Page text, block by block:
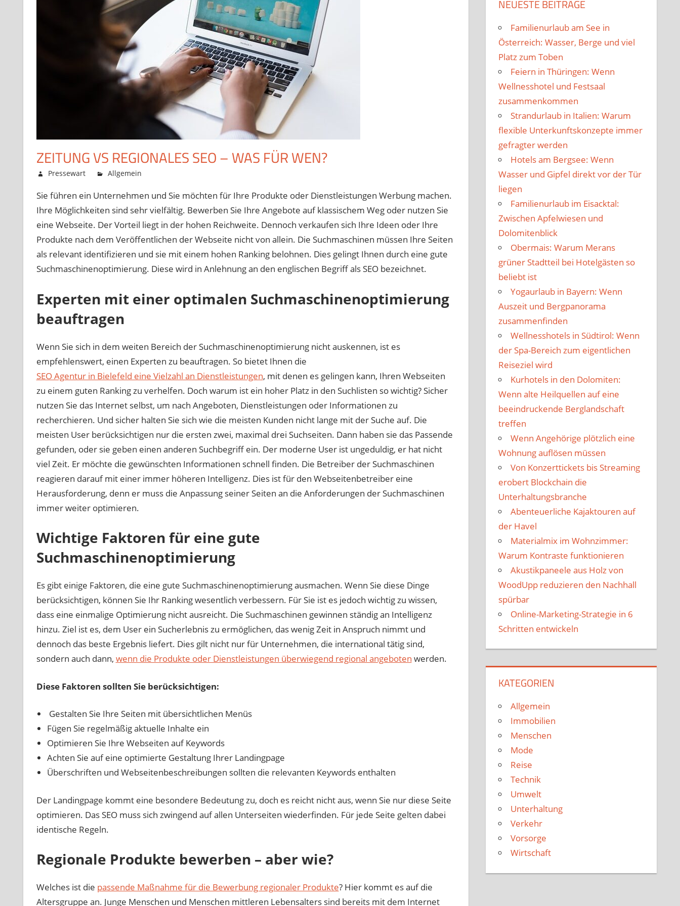
ZEITUNG VS REGIONALES SEO – WAS FÜR WEN?
März 16, 2022
Pressewart Allgemein
vs
regionales
SEO
was
für
wen?
Sie führen ein Unternehmen und Sie möchten für Ihre Produkte oder Dienstleistungen Werbung machen.
Ihre Möglichkeiten sind sehr vielfältig. Bewerben Sie Ihre Angebote auf klassischem Weg oder nutzen Sie
eine Webseite. Der Vorteil liegt in der hohen Reichweite. Dennoch verkaufen sich Ihre Ideen oder Ihre
Produkte nach dem Veröffentlichen der Webseite nicht von allein. Die Suchmaschinen müssen Ihre Seiten
als relevant identifizieren und sie mit einem hohen Ranking belohnen. Dies gelingt Ihnen durch eine gute
Suchmaschinenoptimierung. Diese wird in Anlehnung an den englischen Begriff als SEO bezeichnet.
Experten mit einer optimalen Suchmaschinenoptimierung
beauftragen
Wenn Sie sich in dem weiten Bereich der Suchmaschinenoptimierung nicht auskennen, ist es
empfehlenswert, einen Experten zu beauftragen. So bietet Ihnen die
SEO Agentur in Bielefeld eine Vielzahl an Dienstleistungen, mit denen es gelingen kann, Ihren Webseiten
zu einem guten Ranking zu verhelfen. Doch warum ist ein hoher Platz in den Suchlisten so wichtig? Sicher
nutzen Sie das Internet selbst, um nach Angeboten, Dienstleistungen oder Informationen zu
recherchieren. Und sicher halten Sie sich wie die meisten Kunden nicht lange mit der Suche auf. Die
meisten User berücksichtigen nur die ersten zwei, maximal drei Suchseiten. Dann haben sie das Passende
gefunden, oder sie geben einen anderen Suchbegriff ein. Der moderne User ist ungeduldig, er hat nicht
viel Zeit. Er möchte die gewünschten Informationen schnell finden. Die Betreiber der Suchmaschinen
reagieren darauf mit einer immer höheren Intelligenz. Dies ist für den Webseitenbetreiber eine
Herausforderung, denn er muss die Anpassung seiner Seiten an die Anforderungen der Suchmaschinen
immer weiter optimieren.
Wichtige Faktoren für eine gute
Suchmaschinenoptimierung
Es gibt einige Faktoren, die eine gute Suchmaschinenoptimierung ausmachen. Wenn Sie diese Dinge
berücksichtigen, können Sie Ihr Ranking wesentlich verbessern. Für Sie ist es jedoch wichtig zu wissen,
dass eine einmalige Optimierung nicht ausreicht. Die Suchmaschinen gewinnen ständig an Intelligenz
hinzu. Ziel ist es, dem User ein Sucherlebnis zu ermöglichen, das wenig Zeit in Anspruch nimmt und
dennoch das beste Ergebnis liefert. Dies gilt nicht nur für Unternehmen, die international tätig sind,
sondern auch dann, wenn die Produkte oder Dienstleistungen überwiegend regional angeboten werden.
Diese Faktoren sollten Sie berücksichtigen:
Gestalten Sie Ihre Seiten mit übersichtlichen Menüs
Fügen Sie regelmäßig aktuelle Inhalte ein
Optimieren Sie Ihre Webseiten auf Keywords
Achten Sie auf eine optimierte Gestaltung Ihrer Landingpage
Überschriften und Webseitenbeschreibungen sollten die relevanten Keywords enthalten
Der Landingpage kommt eine besondere Bedeutung zu, doch es reicht nicht aus, wenn Sie nur diese Seite
optimieren. Das SEO muss sich zwingend auf allen Unterseiten wiederfinden. Für jede Seite gelten dabei
identische Regeln.
Regionale Produkte bewerben – aber wie?
Welches ist die passende Maßnahme für die Bewerbung regionaler Produkte? Hier kommt es auf die
Altersgruppe an. Junge Menschen und Menschen mittleren Lebensalters sind bereits mit dem Internet
NEUESTE BEITRÄGE
Familienurlaub am See in
Österreich: Wasser, Berge und viel
Platz zum Toben
Feiern in Thüringen: Wenn
Wellnesshotel und Festsaal
zusammenkommen
Strandurlaub in Italien: Warum
flexible Unterkunftskonzepte immer
gefragter werden
Hotels am Bergsee: Wenn
Wasser und Gipfel direkt vor der Tür
liegen
Familienurlaub im Eisacktal:
Zwischen Apfelwiesen und
Dolomitenblick
Obermais: Warum Merans
grüner Stadtteil bei Hotelgästen so
beliebt ist
Yogaurlaub in Bayern: Wenn
Auszeit und Bergpanorama
zusammenfinden
Wellnesshotels in Südtirol: Wenn
der Spa-Bereich zum eigentlichen
Reiseziel wird
Kurhotels in den Dolomiten:
Wenn alte Heilquellen auf eine
beeindruckende Berglandschaft
treffen
Wenn Angehörige plötzlich eine
Wohnung auflösen müssen
Von Konzerttickets bis Streaming
erobert Blockchain die
Unterhaltungsbranche
Abenteuerliche Kajaktouren auf
der Havel
Materialmix im Wohnzimmer:
Warum Kontraste funktionieren
Akustikpaneele aus Holz von
WoodUpp reduzieren den Nachhall
spürbar
Online-Marketing-Strategie in 6
Schritten entwickeln
KATEGORIEN
Allgemein
Immobilien
Menschen
Mode
Reise
Technik
Umwelt
Unterhaltung
Verkehr
Vorsorge
Wirtschaft